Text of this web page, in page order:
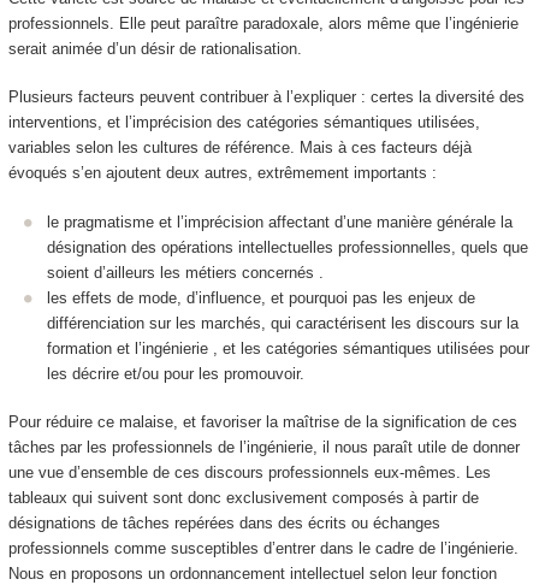
professionnels. Elle peut paraître paradoxale, alors même que l’ingénierie
serait animée d’un désir de rationalisation.
Plusieurs facteurs peuvent contribuer à l’expliquer : certes la diversité des
interventions, et l’imprécision des catégories sémantiques utilisées,
variables selon les cultures de référence. Mais à ces facteurs déjà
évoqués s’en ajoutent deux autres, extrêmement importants :
le pragmatisme et l’imprécision affectant d’une manière générale la
désignation des opérations intellectuelles professionnelles, quels que
soient d’ailleurs les métiers concernés .
les effets de mode, d’influence, et pourquoi pas les enjeux de
différenciation sur les marchés, qui caractérisent les discours sur la
formation et l’ingénierie , et les catégories sémantiques utilisées pour
les décrire et/ou pour les promouvoir.
Pour réduire ce malaise, et favoriser la maîtrise de la signification de ces
tâches par les professionnels de l’ingénierie, il nous paraît utile de donner
une vue d’ensemble de ces discours professionnels eux-mêmes. Les
tableaux qui suivent sont donc exclusivement composés à partir de
désignations de tâches repérées dans des écrits ou échanges
professionnels comme susceptibles d’entrer dans le cadre de l’ingénierie.
Nous en proposons un ordonnancement intellectuel selon leur fonction